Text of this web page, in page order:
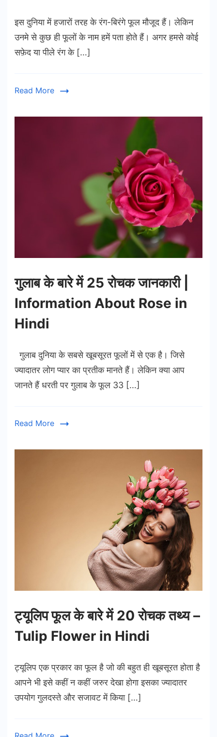
इस दुनिया में हजारों तरह के रंग-बिरंगे फूल मौजूद हैं। लेकिन
उनमे से कुछ ही फूलों के नाम हमें पता होते हैं। अगर हमसे कोई
सफ़ेद या पीले रंग के […]
Read More
गुलाब के बारे में 25 रोचक जानकारी |
Information About Rose in
Hindi
गुलाब दुनिया के सबसे खूबसूरत फूलों में से एक है। जिसे
ज्यादातर लोग प्यार का प्रतीक मानते हैं। लेकिन क्या आप
जानते हैं धरती पर गुलाब के फूल 33 […]
Read More
ट्यूलिप फूल के बारे में 20 रोचक तथ्य –
Tulip Flower in Hindi
ट्यूलिप एक प्रकार का फूल है जो की बहुत ही खूबसूरत होता है
आपने भी इसे कहीं न कहीं जरुर देखा होगा इसका ज्यादातर
उपयोग गुलदस्ते और सजावट में किया […]